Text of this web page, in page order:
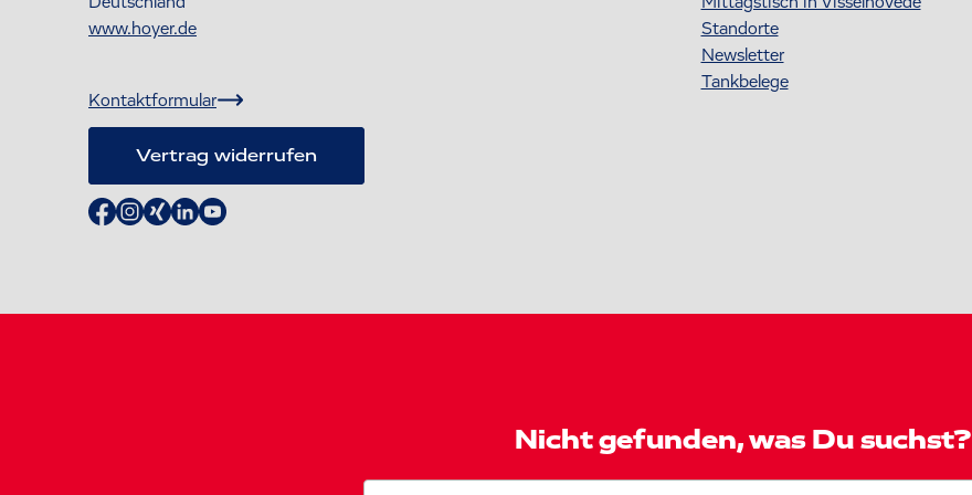
www.hoyer.de
Kontaktformular
Vertrag widerrufen
Standorte
Newsletter
Tankbelege
Nicht gefunden, was Du suchst?